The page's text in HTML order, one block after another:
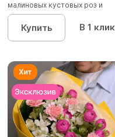
малиновых кустовых роз и
альстроме...
Купить В 1 клик